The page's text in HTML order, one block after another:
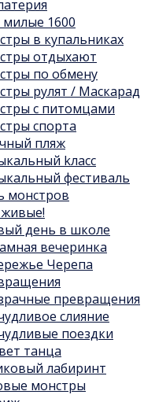
1600
в купальниках
отдыхают
по обмену
рулят / Маскарад
с питомцами
спорта
пляж
kласс
фестиваль
монстров
день в школе
вечеринка
Черепа
превращения
слияние
поездки
танца
лабиринт
монстры